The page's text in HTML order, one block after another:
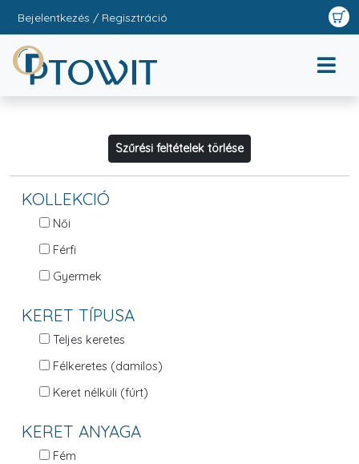
Bejelentkezés / Regisztráció
Szűrési feltételek törlése
KOLLEKCIÓ
Női
Férfi
Gyermek
KERET TÍPUSA
Teljes keretes
Félkeretes (damilos)
Keret nélküli (fúrt)
KERET ANYAGA
Fém